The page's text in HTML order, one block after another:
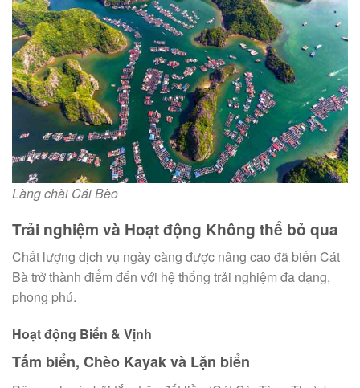
Làng chài Cái Bèo
Trải nghiệm và Hoạt động Không thể bỏ qua
Chất lượng dịch vụ ngày càng được nâng cao đã biến Cát
Bà trở thành điểm đến với hệ thống trải nghiệm đa dạng,
phong phú.
Hoạt động Biển & Vịnh
Tắm biển, Chèo Kayak và Lặn biển